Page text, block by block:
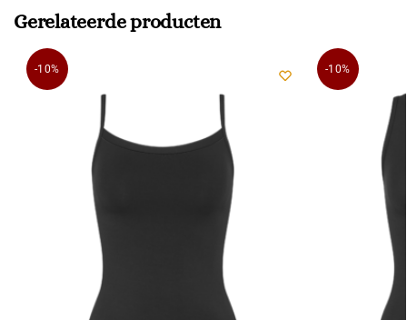
Gerelateerde producten
-10% -10%